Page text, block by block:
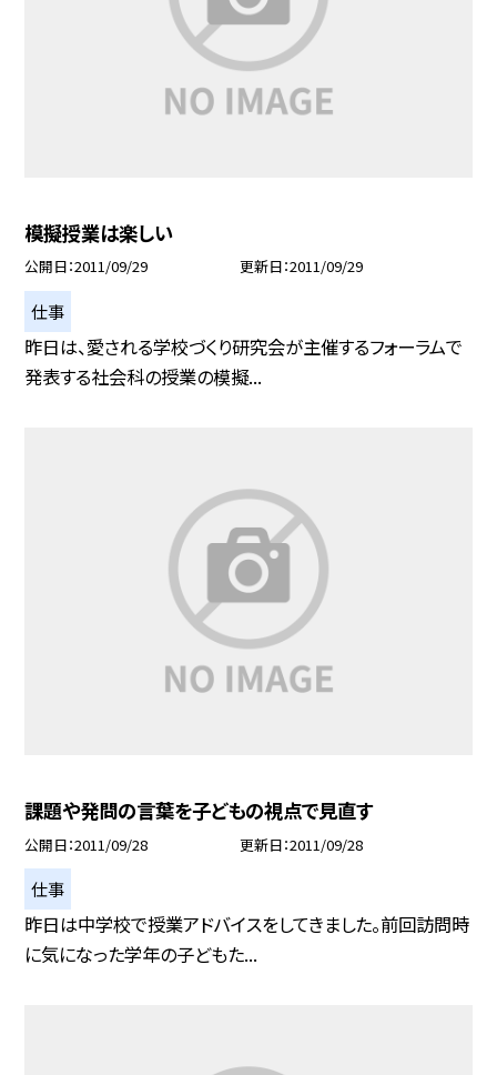
模擬授業は楽しい
公開日 2011/09/29 更新日 2011/09/29
仕事
昨日は、愛される学校づくり研究会が主催するフォーラムで
発表する社会科の授業の模擬...
課題や発問の言葉を子どもの視点で見直す
公開日 2011/09/28 更新日 2011/09/28
仕事
昨日は中学校で授業アドバイスをしてきました。前回訪問時
に気になった学年の子どもた...